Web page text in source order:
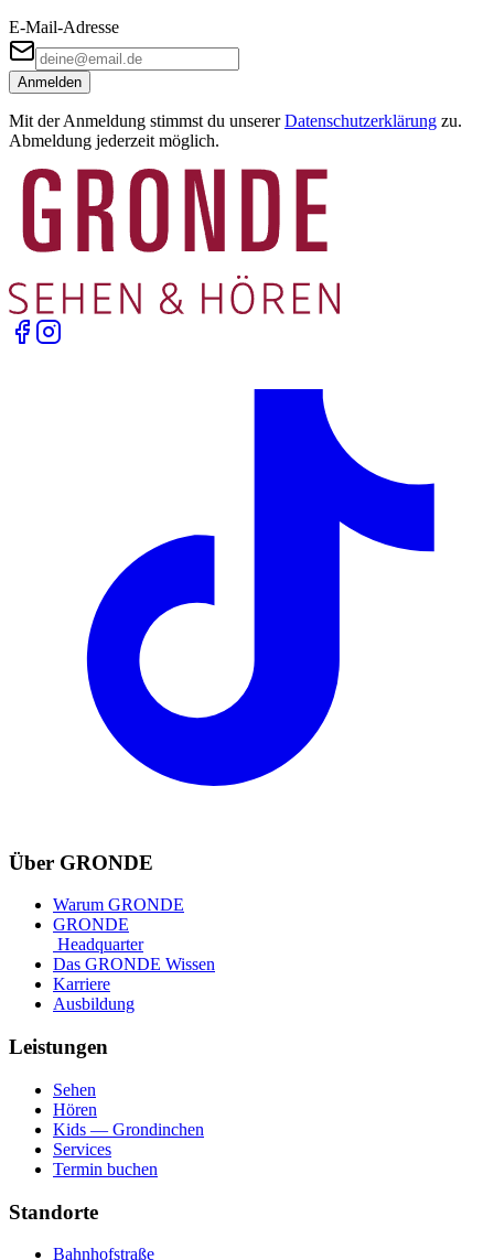
E-Mail-Adresse
Anmelden
Mit der Anmeldung stimmst du unserer Datenschutzerklärung zu.
Abmeldung jederzeit möglich.
Über GRONDE
Warum GRONDE
GRONDE
Headquarter
Das GRONDE Wissen
Karriere
Ausbildung
Leistungen
Sehen
Hören
Kids — Grondinchen
Services
Termin buchen
Standorte
Bahnhofstraße